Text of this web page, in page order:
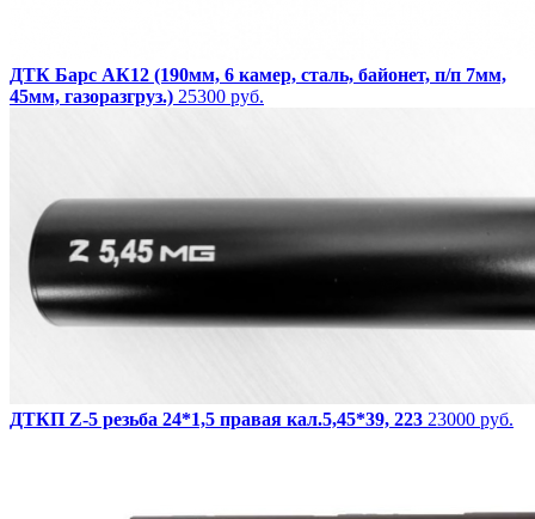
ДТК Барс АК12 (190мм, 6 камер, сталь, байонет, п/п 7мм,
45мм, газоразгруз.) 25300 руб.
ДТКП Z-5 резьба 24*1,5 правая кал.5,45*39, 223 23000 руб.